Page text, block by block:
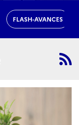
FLASH-AVANCES